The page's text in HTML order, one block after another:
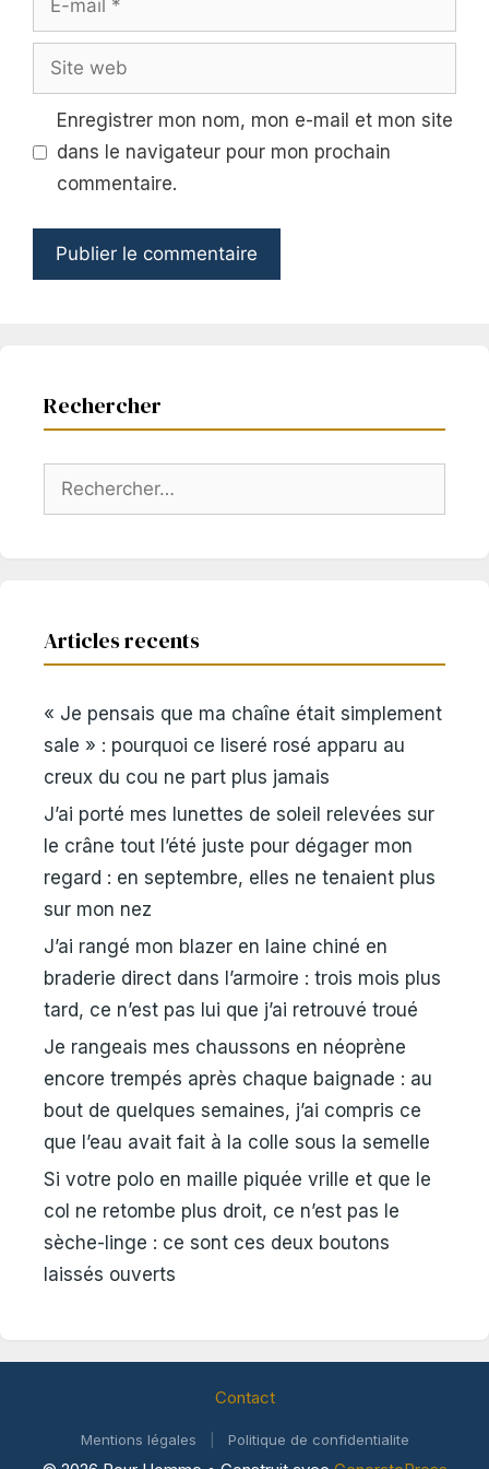
mail
Site
web
Enregistrer mon nom, mon e-mail et mon site
dans le navigateur pour mon prochain
commentaire.
Rechercher
Rechercher :
Articles recents
« Je pensais que ma chaîne était simplement
sale » : pourquoi ce liseré rosé apparu au
creux du cou ne part plus jamais
J’ai porté mes lunettes de soleil relevées sur
le crâne tout l’été juste pour dégager mon
regard : en septembre, elles ne tenaient plus
sur mon nez
J’ai rangé mon blazer en laine chiné en
braderie direct dans l’armoire : trois mois plus
tard, ce n’est pas lui que j’ai retrouvé troué
Je rangeais mes chaussons en néoprène
encore trempés après chaque baignade : au
bout de quelques semaines, j’ai compris ce
que l’eau avait fait à la colle sous la semelle
Si votre polo en maille piquée vrille et que le
col ne retombe plus droit, ce n’est pas le
sèche-linge : ce sont ces deux boutons
laissés ouverts
Contact
Mentions légales Politique de confidentialite